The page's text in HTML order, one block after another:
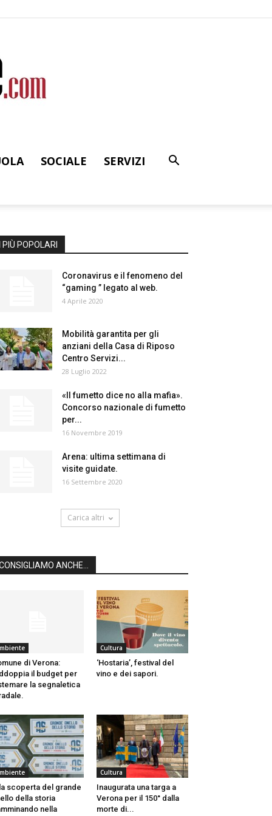
SOCIALE
SERVIZI
I PIÙ POPOLARI
Coronavirus e il fenomeno del
“gaming ” legato al web.
4 Aprile 2020
Mobilità garantita per gli
anziani della Casa di Riposo
Centro Servizi...
28 Luglio 2022
«Il fumetto dice no alla mafia».
Concorso nazionale di fumetto
per...
16 Novembre 2019
Arena: ultima settimana di
visite guidate.
16 Settembre 2020
Carica altri
ANCHE...
di Verona:
il budget per
la segnaletica
Cultura
‘Hostaria’, festival del
vino e dei sapori.
scoperta del grande
della storia
nella
Cultura
Inaugurata una targa a
Verona per il 150° dalla
morte di...